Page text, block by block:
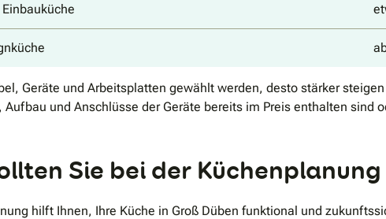
Geräte und Arbeitsplatten gewählt werden, desto stärker
Aufbau und Anschlüsse der Geräte bereits im Preis enthalten sind
Sie bei der
hilft Ihnen, Ihre Küche in Groß Düben funktional und